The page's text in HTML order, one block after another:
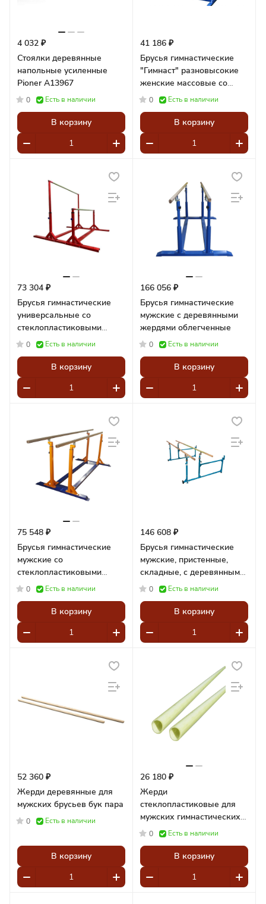
4 032 ₽
Стоялки деревянные
напольные усиленные
Pioner A13967
0 Есть в наличии
В корзину
41 186 ₽
Брусья гимнастические
"Гимнаст" разновысокие
женские массовые со
стеклопластиковыми
0 Есть в наличии
В корзину
73 304 ₽
Брусья гимнастические
универсальные со
стеклопластиковыми
жердями
0 Есть в наличии
В корзину
166 056 ₽
Брусья гимнастические
мужские с деревянными
жердями облегченные
0 Есть в наличии
В корзину
75 548 ₽
Брусья гимнастические
мужские со
стеклопластиковыми
жердями
0 Есть в наличии
В корзину
146 608 ₽
Брусья гимнастические
мужские, пристенные,
складные, с деревянными
жердями
0 Есть в наличии
В корзину
52 360 ₽
Жерди деревянные для
мужских брусьев бук пара
0 Есть в наличии
В корзину
26 180 ₽
Жерди
стеклопластиковые для
мужских гимнастических
брусьев
0 Есть в наличии
В корзину